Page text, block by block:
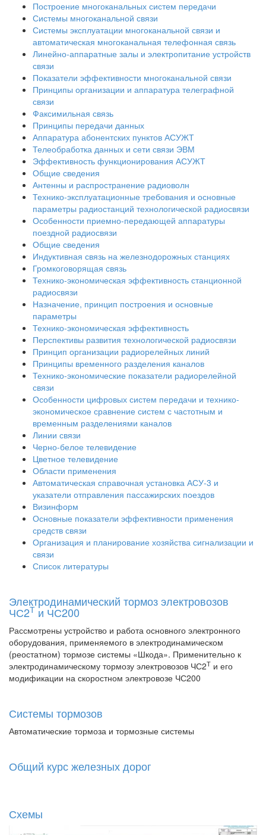
Построение многоканальных систем передачи
Системы многоканальной связи
Системы эксплуатации многоканальной связи и
автоматическая многоканальная телефонная связь
Линейно-аппаратные залы и электропитание устройств
связи
Показатели эффективности многоканальной связи
Принципы организации и аппаратура телеграфной
связи
Факсимильная связь
Принципы передачи данных
Аппаратура абонентских пунктов АСУЖТ
Телеобработка данных и сети связи ЭВМ
Эффективность функционирования АСУЖТ
Общие сведения
Антенны и распространение радиоволн
Технико-эксплуатационные требования и основные
параметры радиостанций технологической радиосвязи
Особенности приемно-передающей аппаратуры
поездной радиосвязи
Общие сведения
Индуктивная связь на железнодорожных станциях
Громкоговорящая связь
Технико-экономическая эффективность станционной
радиосвязи
Назначение, принцип построения и основные
параметры
Технико-экономическая эффективность
Перспективы развития технологической радиосвязи
Принцип организации радиорелейных линий
Принципы временного разделения каналов
Технико-экономические показатели радиорелейной
связи
Особенности цифровых систем передачи и технико-
экономическое сравнение систем с частотным и
временным разделениями каналов
Линии связи
Черно-белое телевидение
Цветное телевидение
Области применения
Автоматическая справочная установка АСУ-3 и
указатели отправления пассажирских поездов
Визинформ
Основные показатели эффективности применения
средств связи
Организация и планирование хозяйства сигнализации и
связи
Список литературы
Электродинамический тормоз электровозов
ЧС2Т и ЧС200
Рассмотрены устройство и работа основного электронного
оборудования, применяемого в электродинамическом
(реостатном) тормозе системы «Шкода». Применительно к
электродинамическому тормозу электровозов ЧС2Т и его
модификации на скоростном электровозе ЧС200
Системы тормозов
Автоматические тормоза и тормозные системы
Общий курс железных дорог
Схемы